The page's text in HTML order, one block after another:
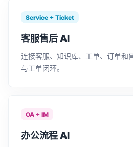
Service + Ticket
客服售后 AI
连接客服、知识库、工单、订单和
与工单闭环。
OA + IM
办公流程 AI